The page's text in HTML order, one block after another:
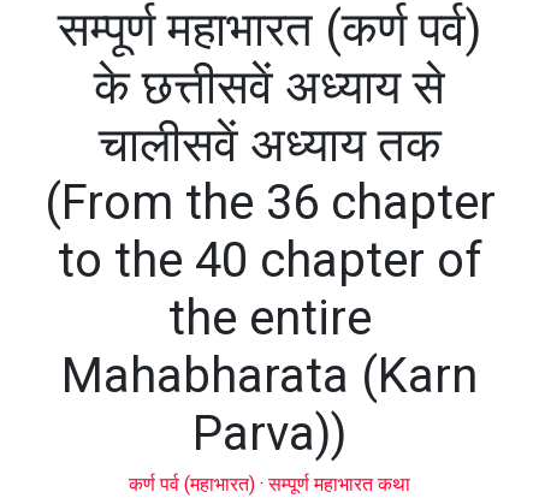
सम्पूर्ण महाभारत (कर्ण पर्व)
के छत्तीसवें अध्याय से
चालीसवें अध्याय तक
(From the 36 chapter
to the 40 chapter of
the entire
Mahabharata (Karn
Parva))
कर्ण पर्व (महाभारत) ·सम्पूर्ण महाभारत कथा